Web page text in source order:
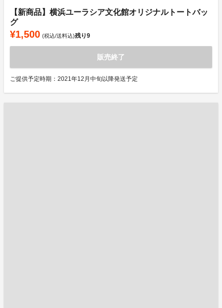
【新商品】横浜ユーラシア文化館オリジナルトートバッ
グ
¥1,500 (税込/送料込)残り9
販売終了
ご提供予定時期：2021年12月中旬以降発送予定